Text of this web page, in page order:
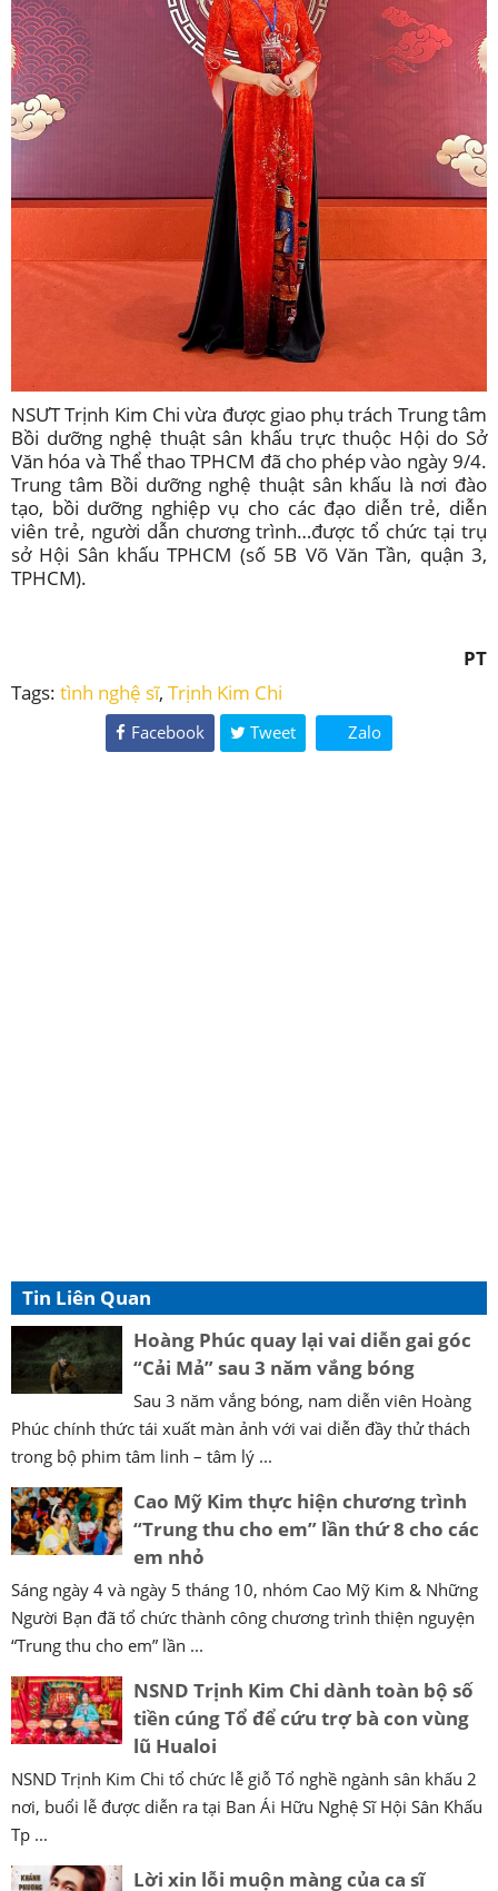
NSƯT Trịnh Kim Chi vừa được giao phụ trách Trung tâm
Bồi dưỡng nghệ thuật sân khấu trực thuộc Hội do Sở
Văn hóa và Thể thao TPHCM đã cho phép vào ngày 9/4.
Trung tâm Bồi dưỡng nghệ thuật sân khấu là nơi đào
tạo, bồi dưỡng nghiệp vụ cho các đạo diễn trẻ, diễn
viên trẻ, người dẫn chương trình…được tổ chức tại trụ
sở Hội Sân khấu TPHCM (số 5B Võ Văn Tần, quận 3,
TPHCM).
PT
Tags: tình nghệ sĩ, Trịnh Kim Chi
Facebook Tweet Zalo
Tin Liên Quan
Hoàng Phúc quay lại vai diễn gai góc
“Cải Mả” sau 3 năm vắng bóng
Sau 3 năm vắng bóng, nam diễn viên Hoàng
Phúc chính thức tái xuất màn ảnh với vai diễn đầy thử thách
trong bộ phim tâm linh – tâm lý ...
Cao Mỹ Kim thực hiện chương trình
“Trung thu cho em” lần thứ 8 cho các
em nhỏ
Sáng ngày 4 và ngày 5 tháng 10, nhóm Cao Mỹ Kim & Những
Người Bạn đã tổ chức thành công chương trình thiện nguyện
“Trung thu cho em” lần ...
NSND Trịnh Kim Chi dành toàn bộ số
tiền cúng Tổ để cứu trợ bà con vùng
lũ Hualoi
NSND Trịnh Kim Chi tổ chức lễ giỗ Tổ nghề ngành sân khấu 2
nơi, buổi lễ được diễn ra tại Ban Ái Hữu Nghệ Sĩ Hội Sân Khấu
Tp ...
Lời xin lỗi muộn màng của ca sĩ